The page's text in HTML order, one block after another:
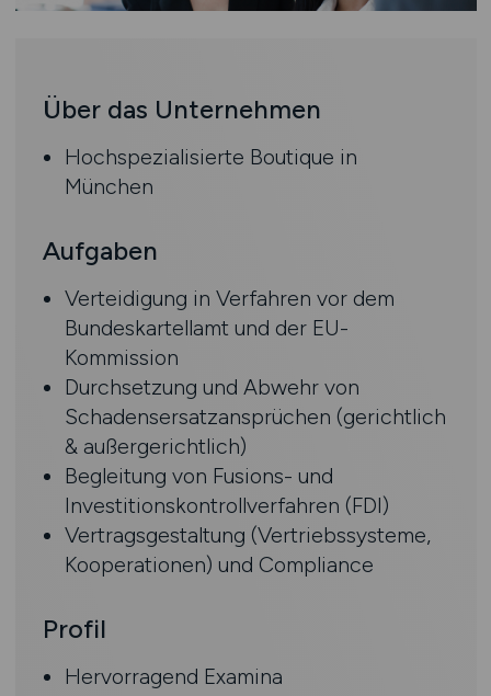
Über das Unternehmen
Hochspezialisierte Boutique in
München
Aufgaben
Verteidigung in Verfahren vor dem
Bundeskartellamt und der EU-
Kommission
Durchsetzung und Abwehr von
Schadensersatzansprüchen (gerichtlich
& außergerichtlich)
Begleitung von Fusions- und
Investitionskontrollverfahren (FDI)
Vertragsgestaltung (Vertriebssysteme,
Kooperationen) und Compliance
Profil
Hervorragend Examina